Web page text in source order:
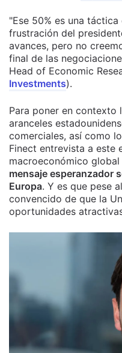
"Ese 50% es una
frustración del
avances, pero no
final de las
Head of Economic
Investments).
Para poner en contexto
aranceles
comerciales, así como
Finect entrevista a este
macroeconómico
mensaje esperanzador
Europa. Y es que pese
convencido de que la
oportunidades